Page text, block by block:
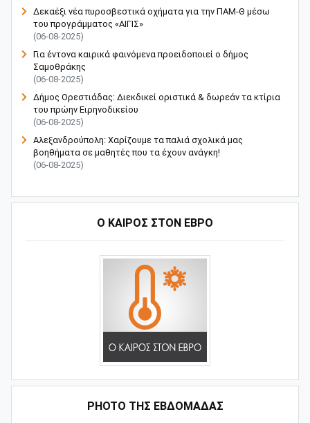
Δεκαέξι νέα πυροσβεστικά οχήματα για την ΠΑΜ-Θ μέσω
του προγράμματος «ΑΙΓΙΣ»
(06-08-2025)
Για έντονα καιρικά φαινόμενα προειδοποιεί ο δήμος
Σαμοθράκης
(06-08-2025)
Δήμος Ορεστιάδας: Διεκδικεί οριστικά & δωρεάν τα κτίρια
του πρώην Ειρηνοδικείου
(06-08-2025)
Αλεξανδρούπολη: Χαρίζουμε τα παλιά σχολικά μας
βοηθήματα σε μαθητές που τα έχουν ανάγκη!
(06-08-2025)
Ο ΚΑΙΡΟΣ ΣΤΟΝ ΕΒΡΟ
PHOTO ΤΗΣ ΕΒΔΟΜΑΔΑΣ